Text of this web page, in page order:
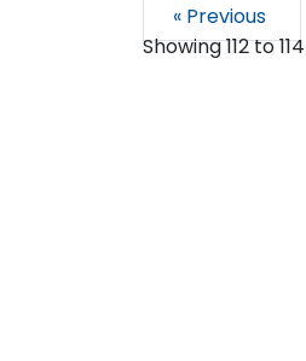
« Previous
Showing112to114